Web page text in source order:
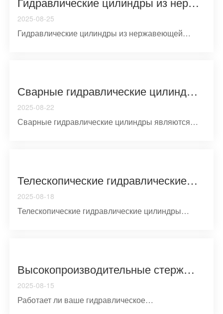
2025-08-25
Гидравлические цилиндры из нержавеющей
Сварные гидравлические цилиндры: атрибуты конструкции и промышленное применение
2025-08-22
Сварные гидравлические цилиндры являются
Телескопические гидравлические цилиндры: принципы проектирования, механика эксплуатации и промышленное применение.
2025-08-18
Телескопические гидравлические цилиндры
Высокопроизводительные стержничные цилиндры: критические компоненты для оптимизации гидравлической системы
2025-08-15
Работает ли ваше гидравлическое